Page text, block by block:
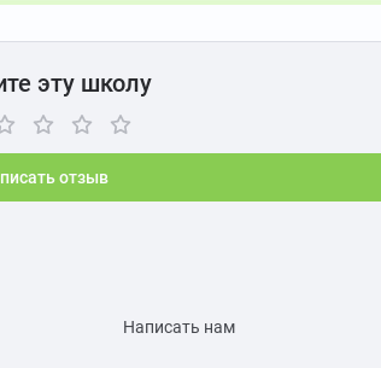
эту школу
отзыв
Написать нам